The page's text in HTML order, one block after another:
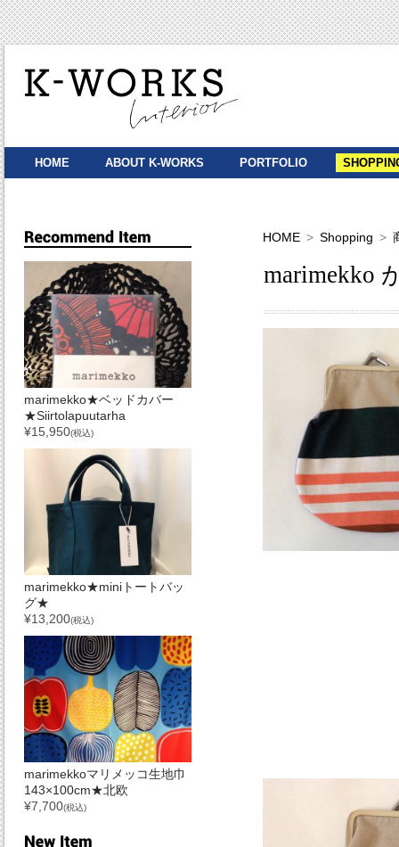
HOME ABOUT K-WORKS PORTFOLIO
HOME Shopping
marimekko
marimekko★ベッドカバー
★Siirtolapuutarha
¥15,950(税込)
marimekko★miniトートバッ
グ★
¥13,200(税込)
marimekkoマリメッコ生地巾
143×100cm★北欧
¥7,700(税込)